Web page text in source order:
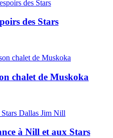
des Stars
chalet de Muskoka
à Nill et aux Stars